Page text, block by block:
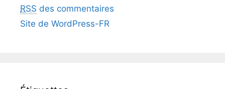
RSS des commentaires
Site de WordPress-FR